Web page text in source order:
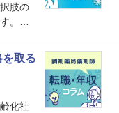
肢の
。し
ん。
いわ
ャリ
取る
化社